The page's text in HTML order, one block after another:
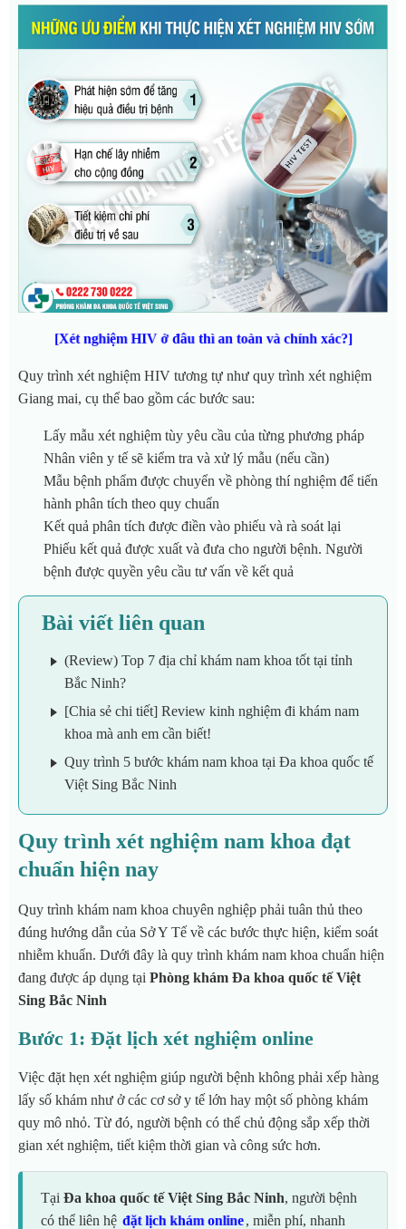
[Xét nghiệm HIV ở đâu thì an toàn và chính xác?]
Quy trình xét nghiệm HIV tương tự như quy trình xét nghiệm
Giang mai, cụ thể bao gồm các bước sau:
Lấy mẫu xét nghiệm tùy yêu cầu của từng phương pháp
Nhân viên y tế sẽ kiểm tra và xử lý mẫu (nếu cần)
Mẫu bệnh phẩm được chuyển về phòng thí nghiệm để tiến
hành phân tích theo quy chuẩn
Kết quả phân tích được điền vào phiếu và rà soát lại
Phiếu kết quả được xuất và đưa cho người bệnh. Người
bệnh được quyền yêu cầu tư vấn về kết quả
Bài viết liên quan
(Review) Top 7 địa chỉ khám nam khoa tốt tại tỉnh
Bắc Ninh?
[Chia sẻ chi tiết] Review kinh nghiệm đi khám nam
khoa mà anh em cần biết!
Quy trình 5 bước khám nam khoa tại Đa khoa quốc tế
Việt Sing Bắc Ninh
Quy trình xét nghiệm nam khoa đạt
chuẩn hiện nay
Quy trình khám nam khoa chuyên nghiệp phải tuân thủ theo
đúng hướng dẫn của Sở Y Tế về các bước thực hiện, kiểm soát
nhiễm khuẩn. Dưới đây là quy trình khám nam khoa chuẩn hiện
đang được áp dụng tại Phòng khám Đa khoa quốc tế Việt
Sing Bắc Ninh
Bước 1: Đặt lịch xét nghiệm online
Việc đặt hẹn xét nghiệm giúp người bệnh không phải xếp hàng
lấy số khám như ở các cơ sở y tế lớn hay một số phòng khám
quy mô nhỏ. Từ đó, người bệnh có thể chủ động sắp xếp thời
gian xét nghiệm, tiết kiệm thời gian và công sức hơn.
Tại Đa khoa quốc tế Việt Sing Bắc Ninh, người bệnh
có thể liên hệ đặt lịch khám online, miễn phí, nhanh